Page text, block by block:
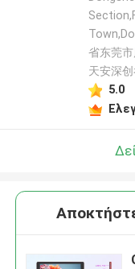
省东莞
天安深
5.0